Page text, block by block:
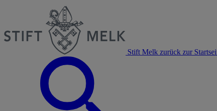
Stift Melk zurück zur